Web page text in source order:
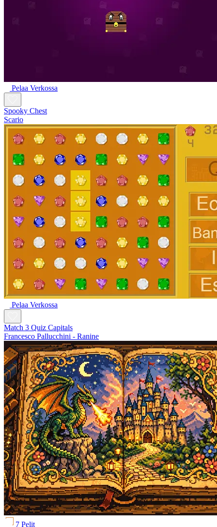
Pelaa Verkossa
Spooky Chest
Scario
Pelaa Verkossa
Match 3 Quiz Capitals
Francesco Pallucchini - Ranine
7 Pelit